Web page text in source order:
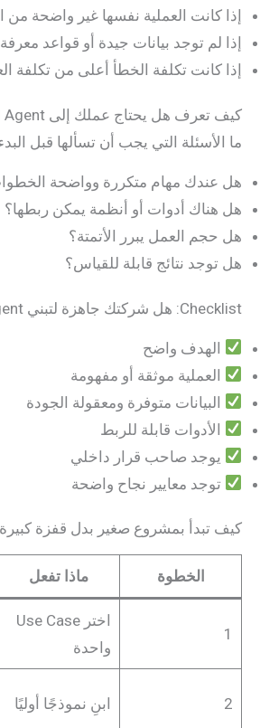
إذا كانت العملية نفسها غير واضحة من
إذا لم توجد بيانات جيدة أو قواعد
إذا كانت تكلفة الخطأ أعلى من تكلفة
كيف تعرف هل يحتاج عملك إلى AI Agent أم لا؟
ما الأسئلة التي يجب أن تسألها قبل
هل عندك مهام متكررة وواضحة
هل هناك أدوات أو أنظمة يمكن ربطها؟
هل حجم العمل يبرر الأتمتة؟
هل توجد نتائج قابلة للقياس؟
Checklist: هل شركتك جاهزة لتبني AI Agent؟
الهدف واضح
العملية موثقة أو مفهومة
البيانات متوفرة ومعقولة الجودة
الأدوات قابلة للربط
يوجد صاحب قرار داخلي
توجد معايير نجاح واضحة
كيف تبدأ بمشروع صغير بدل قفزة
الخطوة ماذا تفعل
1
اختر Use Case
واحدة
2 ابنِ نموذجًا أوليًا